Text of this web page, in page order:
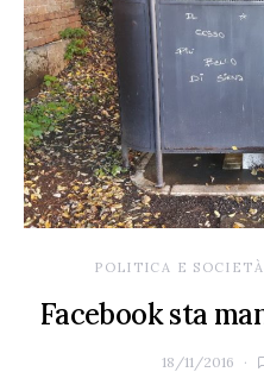
POLITICA E SOCIETÀ
Facebook sta
18/11/2016